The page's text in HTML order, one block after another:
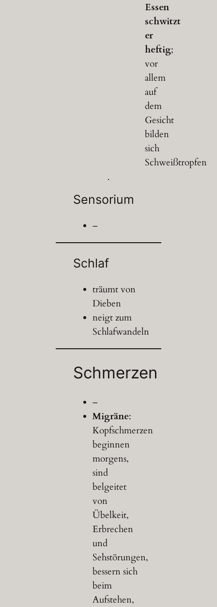
Essen
schwitzt
er
heftig;
vor
allem
auf
dem
Gesicht
bilden
sich
Schweißtropfen
Sensorium
–
Schlaf
träumt von
Dieben
neigt zum
Schlafwandeln
Schmerzen
–
Migräne:
Kopfschmerzen
beginnen
morgens,
sind
belgeitet
von
Übelkeit,
Erbrechen
und
Sehstörungen,
bessern sich
beim
Aufstehen,